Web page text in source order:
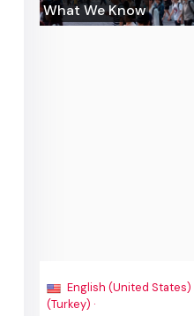
What We Know
English (United States)
(Turkey) ·